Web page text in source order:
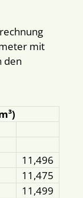
mit
den
11,496
11,475
11,499